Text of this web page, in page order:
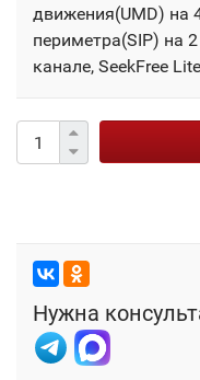
движения(UMD) на
периметра(SIP) на
канале, SeekFree
Нужна